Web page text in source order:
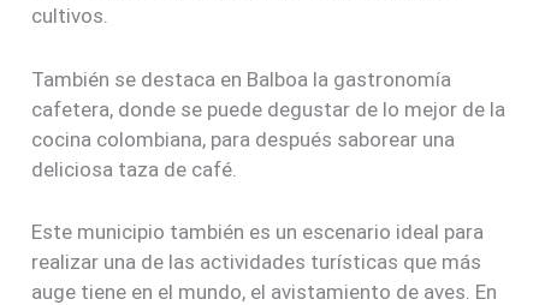
cultivos.
También se destaca en Balboa la gastronomía
cafetera, donde se puede degustar de lo mejor de la
cocina colombiana, para después saborear una
deliciosa taza de café.
Este municipio también es un escenario ideal para
realizar una de las actividades turísticas que más
auge tiene en el mundo, el avistamiento de aves. En